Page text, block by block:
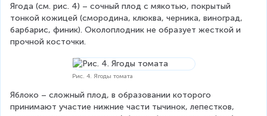
Ягода (см. рис. 4) – сочный плод с мякотью, покрытый
тонкой кожицей (смородина, клюква, черника, виноград,
барбарис, финик). Околоплодник не образует жесткой и
прочной косточки.
Рис. 4. Ягоды томата
Яблоко – сложный плод, в образовании которого
принимают участие нижние части тычинок, лепестков,